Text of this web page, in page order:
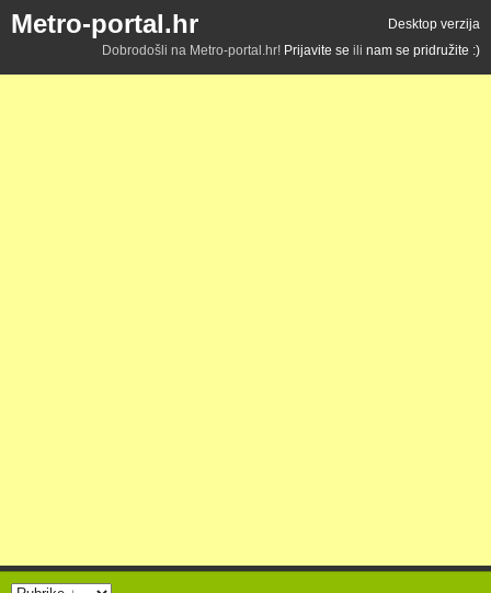
Metro-portal.hr
Desktop verzija
Dobrodošli na Metro-portal.hr! Prijavite se ili nam se pridružite :)